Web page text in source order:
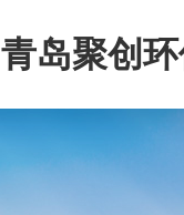
青岛聚创